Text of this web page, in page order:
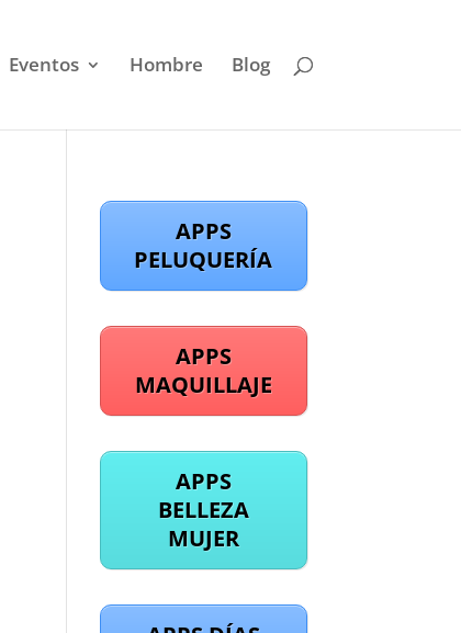
Eventos Hombre Blog
APPS
PELUQUERÍA
APPS
MAQUILLAJE
APPS
BELLEZA
MUJER